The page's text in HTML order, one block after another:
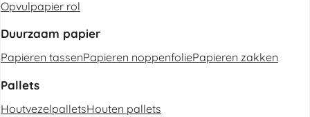
Opvulpapier rol
Duurzaam papier
Papieren tassenPapieren noppenfoliePapieren zakken
Pallets
HoutvezelpalletsHouten pallets